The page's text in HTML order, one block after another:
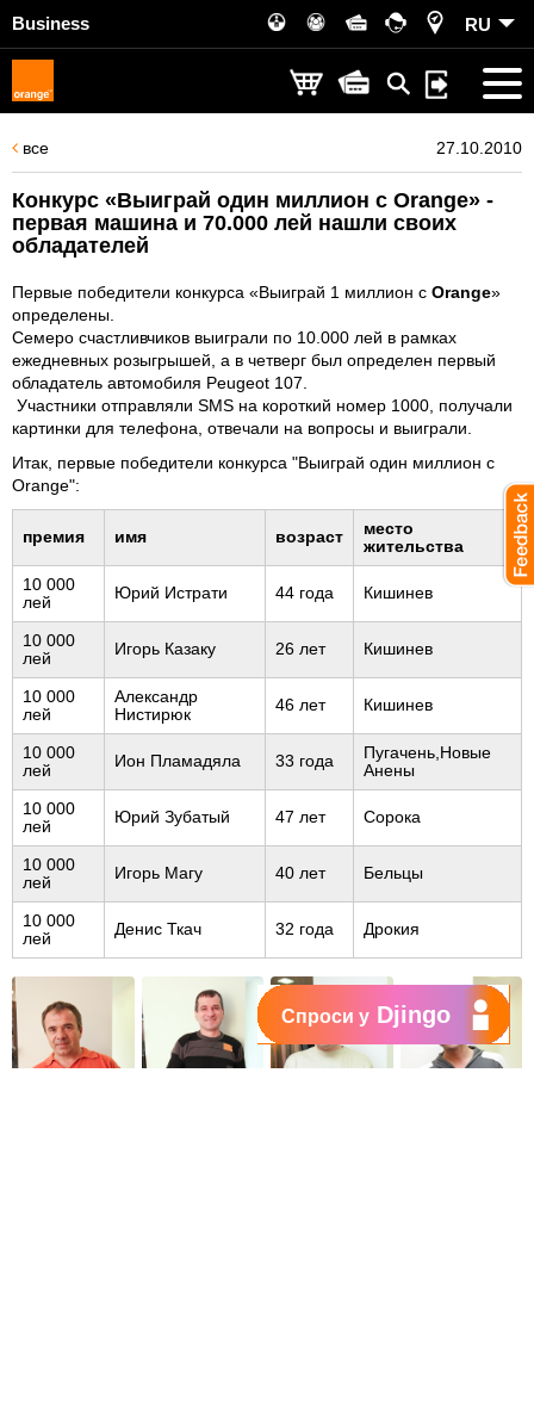
Business RU
все 27.10.2010
Конкурс «Выиграй один миллион с Orange» -
первая машина и 70.000 лей нашли своих
обладателей
Первые победители конкурса «Выиграй 1 миллион с Orange»
определены.
Семеро счастливчиков выиграли по 10.000 лей в рамках
ежедневных розыгрышей, а в четверг был определен первый
обладатель автомобиля Peugeot 107.
Участники отправляли SMS на короткий номер 1000, получали
картинки для телефона, отвечали на вопросы и выиграли.
Итак, первые победители конкурса "Выиграй один миллион с
Orange":
премия имя возраст
место
жительства
10 000
лей
Юрий Истрати 44 года Кишинев
10 000
лей
Игорь Казаку 26 лет Кишинев
10 000
лей
Александр
Нистирюк
46 лет Кишинев
10 000
лей
Ион Пламадяла 33 года
Пугачень,Новые
Анены
10 000
лей
Юрий Зубатый 47 лет Сорока
10 000
лей
Игорь Магу 40 лет Бельцы
10 000
лей
Денис Ткач 32 года Дрокия
Спроси у Djingo